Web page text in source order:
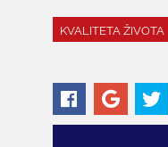
KVALITETA ŽIVOTA